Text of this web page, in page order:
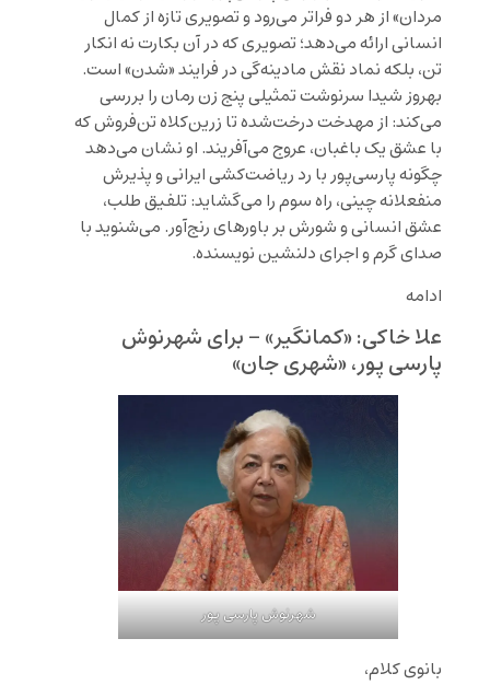
مردان» از هر دو فراتر می‌رود و تصویری تازه از کمال
انسانی ارائه می‌دهد؛ تصویری که در آن بکارت نه انکار
تن، بلکه نماد نقش مادینه‌گی در فرایند «شدن» است.
بهروز شیدا سرنوشت تمثیلی پنج زن رمان را بررسی
می‌کند: از مهدخت درخت‌شده تا زرین‌کلاه تن‌فروش که
با عشق یک باغبان، عروج می‌آفریند. او نشان می‌دهد
چگونه پارسی‌پور با رد ریاضت‌کشی ایرانی و پذیرش
منفعلانه چینی، راه سوم را می‌گشاید: تلفیق طلب،
عشق انسانی و شورش بر باورهای رنج‌آور. می‌شنوید با
صدای گرم و اجرای دلنشین نویسنده.
ادامه
علا خاکی: «کمانگیر» – برای شهرنوش
پارسی پور، «شهری جان»
شهرنوش پارسی پور
بانوی کلام،